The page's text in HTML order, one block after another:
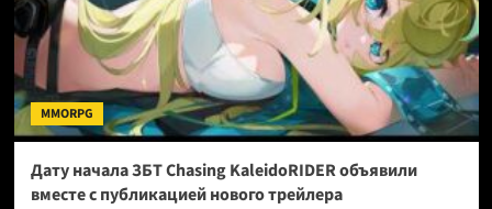
MMORPG
Дату начала ЗБТ Chasing KaleidoRIDER объявили
вместе с публикацией нового трейлера